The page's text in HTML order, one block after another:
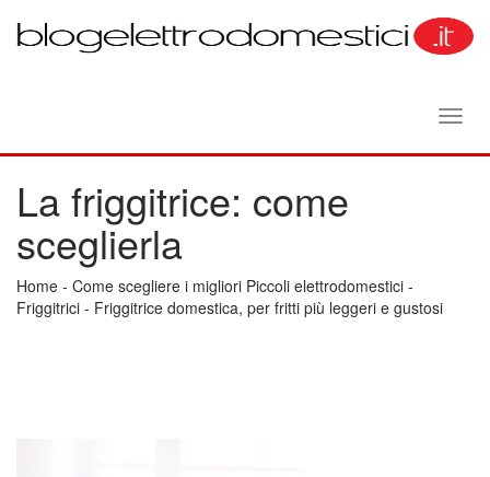
La friggitrice: come
sceglierla
Home - Come scegliere i migliori Piccoli elettrodomestici -
Friggitrici - Friggitrice domestica, per fritti più leggeri e gustosi